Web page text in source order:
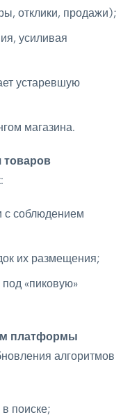
отклики, продажи);
усиливая
устаревшую
магазина.
с соблюдением
их размещения;
«пиковую»
платформы
алгоритмов
поиске;